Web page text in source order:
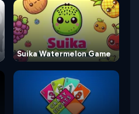
Suika Watermelon Game